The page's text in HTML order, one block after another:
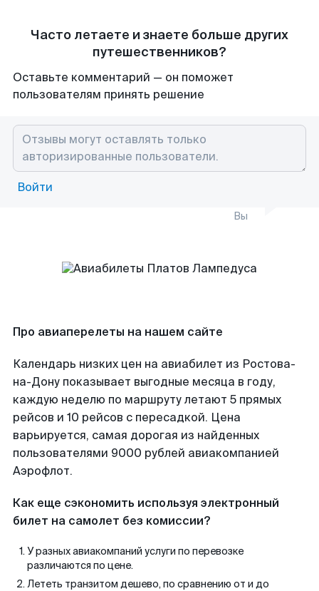
Часто летаете и знаете больше других
путешественников?
Оставьте комментарий — он поможет
пользователям принять решение
Войти
Вы
Про авиаперелеты на нашем сайте
Календарь низких цен на авиабилет из Ростова-
на-Дону показывает выгодные месяца в году,
каждую неделю по маршруту летают 5 прямых
рейсов и 10 рейсов с пересадкой. Цена
варьируется, самая дорогая из найденных
пользователями 9000 рублей авиакомпанией
Аэрофлот.
Как еще сэкономить используя электронный
билет на самолет без комиссии?
У разных авиакомпаний услуги по перевозке
различаются по цене.
Лететь транзитом дешево, по сравнению от и до